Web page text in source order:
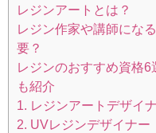
レジンアートとは？
レジン作家や講師にな
要？
レジンのおすすめ資格
も紹介
1. レジンアートデザイ
2. UVレジンデザイナー